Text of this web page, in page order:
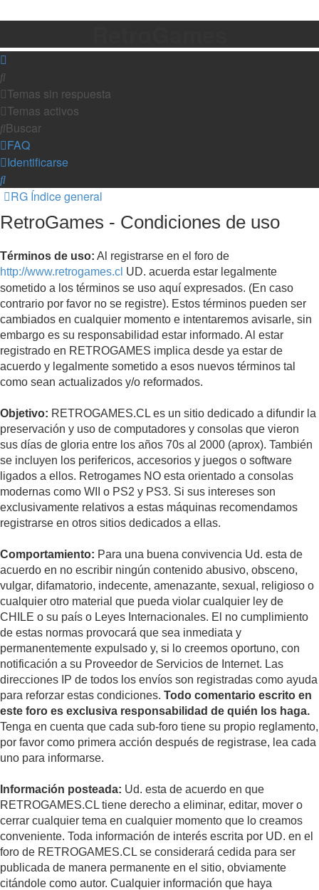
Temas sin respuesta
Temas activos
Buscar
FAQ
Identificarse
Buscar
RG Índice general
RetroGames - Condiciones de uso
Términos de uso: Al registrarse en el foro de
http://www.retrogames.cl UD. acuerda estar legalmente
sometido a los términos se uso aquí expresados. (En caso
contrario por favor no se registre). Estos términos pueden ser
cambiados en cualquier momento e intentaremos avisarle, sin
embargo es su responsabilidad estar informado. Al estar
registrado en RETROGAMES implica desde ya estar de
acuerdo y legalmente sometido a esos nuevos términos tal
como sean actualizados y/o reformados.
Objetivo: RETROGAMES.CL es un sitio dedicado a difundir la
preservación y uso de computadores y consolas que vieron
sus días de gloria entre los años 70s al 2000 (aprox). También
se incluyen los perifericos, accesorios y juegos o software
ligados a ellos. Retrogames NO esta orientado a consolas
modernas como WII o PS2 y PS3. Si sus intereses son
exclusivamente relativos a estas máquinas recomendamos
registrarse en otros sitios dedicados a ellas.
Comportamiento: Para una buena convivencia Ud. esta de
acuerdo en no escribir ningún contenido abusivo, obsceno,
vulgar, difamatorio, indecente, amenazante, sexual, religioso o
cualquier otro material que pueda violar cualquier ley de
CHILE o su país o Leyes Internacionales. El no cumplimiento
de estas normas provocará que sea inmediata y
permanentemente expulsado y, si lo creemos oportuno, con
notificación a su Proveedor de Servicios de Internet. Las
direcciones IP de todos los envíos son registradas como ayuda
para reforzar estas condiciones. Todo comentario escrito en
este foro es exclusiva responsabilidad de quién los haga.
Tenga en cuenta que cada sub-foro tiene su propio reglamento,
por favor como primera acción después de registrase, lea cada
uno para informarse.
Información posteada: Ud. esta de acuerdo en que
RETROGAMES.CL tiene derecho a eliminar, editar, mover o
cerrar cualquier tema en cualquier momento que lo creamos
conveniente. Toda información de interés escrita por UD. en el
foro de RETROGAMES.CL se considerará cedida para ser
publicada de manera permanente en el sitio, obviamente
citándole como autor. Cualquier información que haya